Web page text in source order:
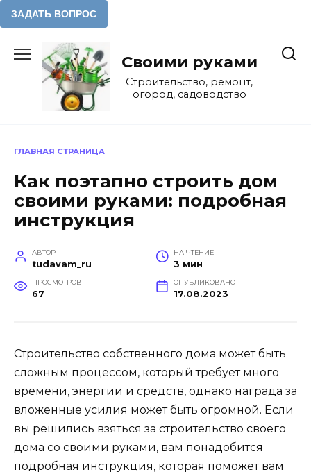
содержанию
Своими руками
Строительство, ремонт,
огород, садоводство
ГЛАВНАЯ СТРАНИЦА
Как поэтапно строить дом
своими руками: подробная
инструкция
АВТОР
tudavam_ru
НА ЧТЕНИЕ
3 мин
ПРОСМОТРОВ
67
ОПУБЛИКОВАНО
17.08.2023
Строительство собственного дома может быть
сложным процессом, который требует много
времени, энергии и средств, однако награда за
вложенные усилия может быть огромной. Если
вы решились взяться за строительство своего
дома со своими руками, вам понадобится
подробная инструкция, которая поможет вам